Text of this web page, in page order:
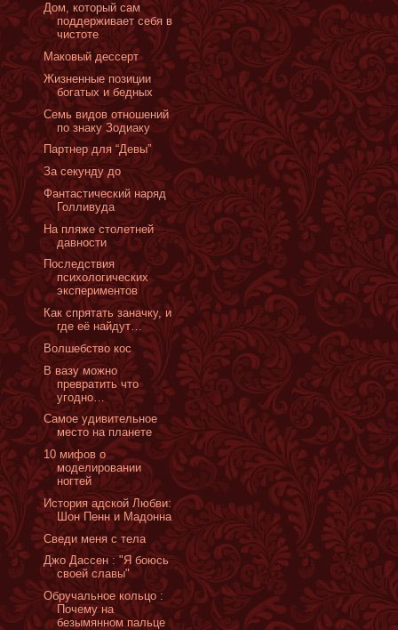
Дом, который сам
поддерживает себя в
чистоте
Маковый дессерт
Жизненные позиции
богатых и бедных
Семь видов отношений
по знаку Зодиаку
Партнер для “Девы”
За секунду до
Фантастический наряд
Голливуда
На пляже столетней
давности
Последствия
психологических
экспериментов
Как спрятать заначку, и
где её найдут…
Волшебство кос
В вазу можно
превратить что
угодно…
Самое удивительное
место на планете
10 мифов о
моделировании
ногтей
История адской Любви:
Шон Пенн и Мадонна
Сведи меня с тела
Джо Дассен : "Я боюсь
своей славы"
Обручальное кольцо :
Почему на
безымянном пальце